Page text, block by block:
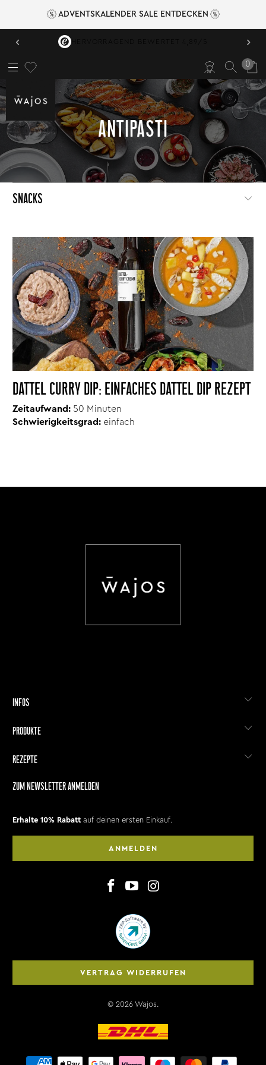
ADVENTSKALENDER SALE ENTDECKEN
‹ ›
0
ANTIPASTI
SNACKS
DATTEL CURRY DIP: EINFACHES DATTEL DIP REZEPT
Zeitaufwand: 50 Minuten
Schwierigkeitsgrad: einfach
INFOS
PRODUKTE
REZEPTE
ZUM NEWSLETTER ANMELDEN
Erhalte 10% Rabatt auf deinen ersten Einkauf.
ANMELDEN
VERTRAG WIDERRUFEN
© 2026 Wajos.